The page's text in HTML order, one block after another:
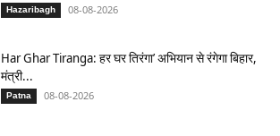
Hazaribagh 08-08-2026
Har Ghar Tiranga: हर घर तिरंगा’ अभियान से रंगेगा बिहार,
मंत्री...
Patna 08-08-2026